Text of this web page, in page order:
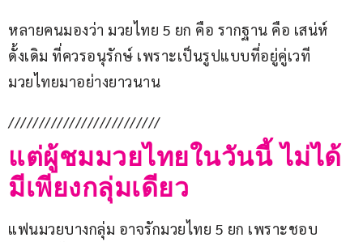
หลายคนมองว่า มวยไทย 5 ยก คือ รากฐาน คือ เสน่ห์
ดั้งเดิม ที่ควรอนุรักษ์ เพราะเป็นรูปแบบที่อยู่คู่เวที
มวยไทยมาอย่างยาวนาน
/////////////////////////
แต่ผู้ชมมวยไทยในวันนี้ ไม่ได้
มีเพียงกลุ่มเดียว
แฟนมวยบางกลุ่ม อาจรักมวยไทย 5 ยก เพราะชอบ